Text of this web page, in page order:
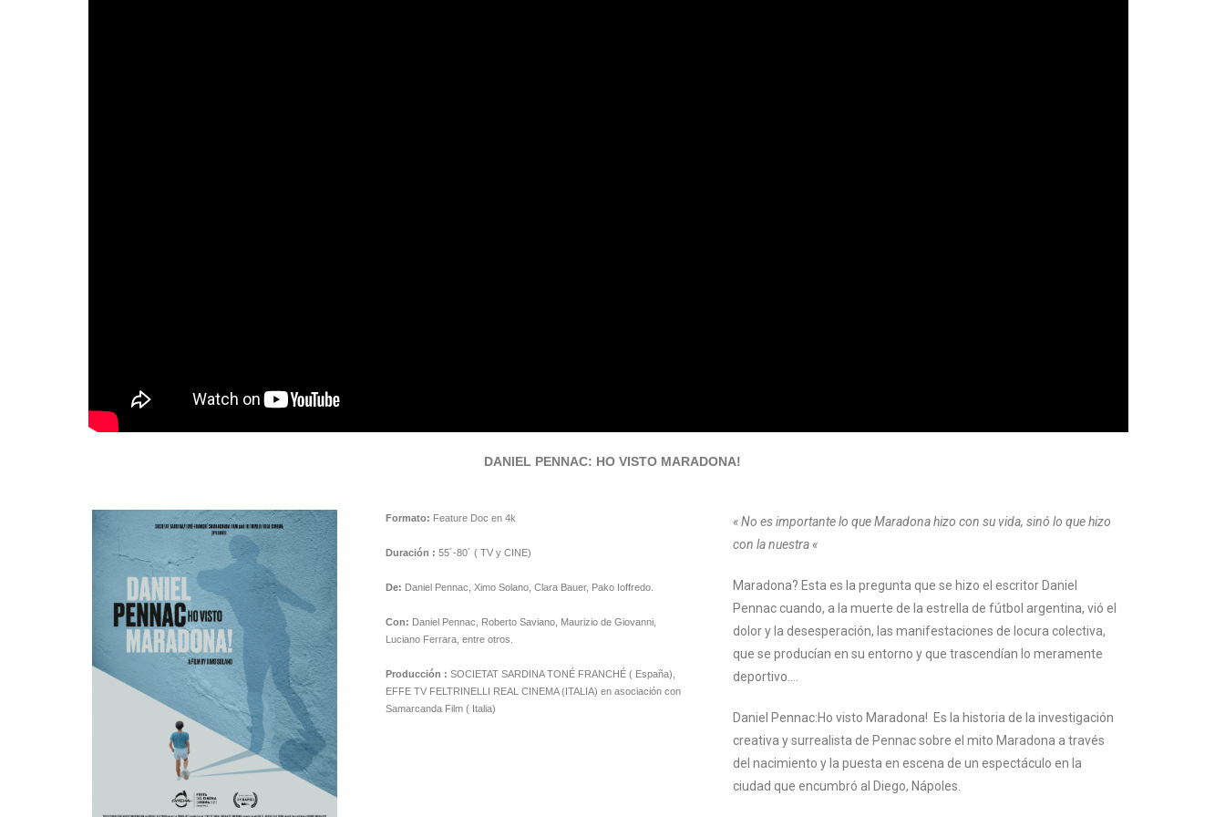
DANIEL PENNAC: HO VISTO MARADONA!
Formato: Feature Doc en 4k
Duración : 55´-80´ ( TV y CINE)
De: Daniel Pennac, Ximo Solano, Clara Bauer, Pako Ioffredo.
Con: Daniel Pennac, Roberto Saviano, Maurizio de Giovanni,
Luciano Ferrara, entre otros.
Producción : SOCIETAT SARDINA TONÉ FRANCHÉ ( España),
EFFE TV FELTRINELLI REAL CINEMA (ITALIA) en asociación con
Samarcanda Film ( Italia)
« No es importante lo que Maradona hizo con su vida, sinó lo que hizo
con la nuestra «
Maradona? Esta es la pregunta que se hizo el escritor Daniel
Pennac cuando, a la muerte de la estrella de fútbol argentina, vió el
dolor y la desesperación, las manifestaciones de locura colectiva,
que se producían en su entorno y que trascendían lo meramente
deportivo….
Daniel Pennac:Ho visto Maradona! Es la historia de la investigación
creativa y surrealista de Pennac sobre el mito Maradona a través
del nacimiento y la puesta en escena de un espectáculo en la
ciudad que encumbró al Diego, Nápoles.